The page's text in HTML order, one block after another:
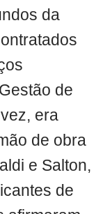
da
de
era
de obra
e Salton,
de